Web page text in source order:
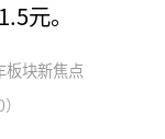
元。
板块新焦点